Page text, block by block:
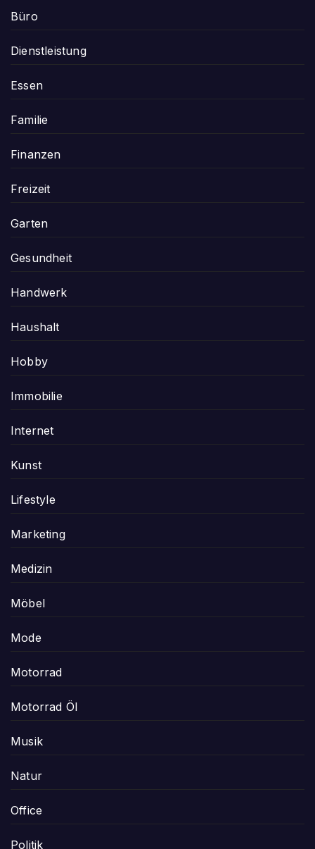
Büro
Dienstleistung
Essen
Familie
Finanzen
Freizeit
Garten
Gesundheit
Handwerk
Haushalt
Hobby
Immobilie
Internet
Kunst
Lifestyle
Marketing
Medizin
Möbel
Mode
Motorrad
Motorrad Öl
Musik
Natur
Office
Politik